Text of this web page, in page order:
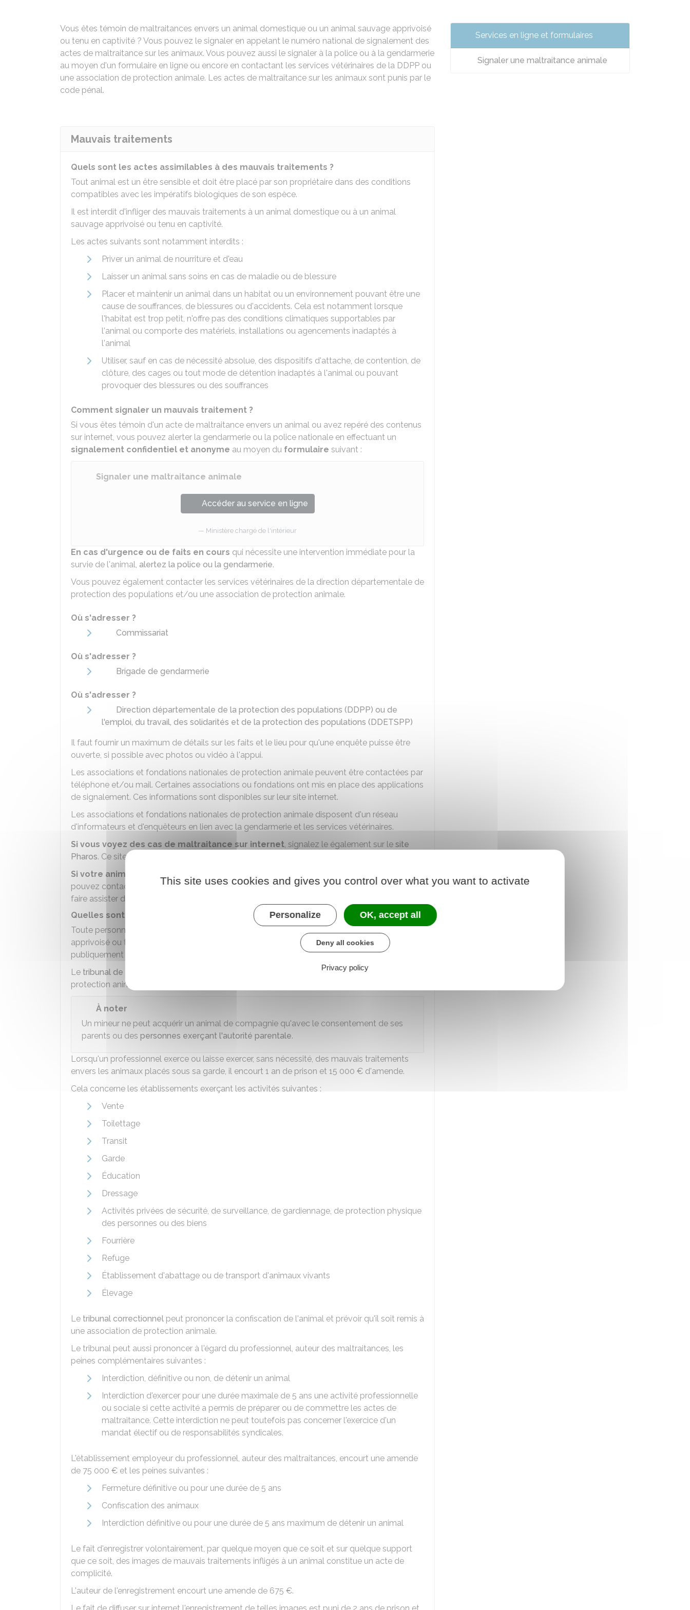
Vous êtes témoin de maltraitances envers un animal domestique ou un animal sauvage apprivoisé
ou tenu en captivité ? Vous pouvez le signaler en appelant le numéro national de signalement des
actes de maltraitance sur les animaux. Vous pouvez aussi le signaler à la police ou à la gendarmerie
au moyen d'un formulaire en ligne ou encore en contactant les services vétérinaires de la DDPP ou
une association de protection animale. Les actes de maltraitance sur les animaux sont punis par le
code pénal.
Mauvais traitements
Quels sont les actes assimilables à des mauvais traitements ?
Tout animal est un être sensible et doit être placé par son propriétaire dans des conditions
compatibles avec les impératifs biologiques de son espèce.
Il est interdit d'infliger des mauvais traitements à un animal domestique ou à un animal
sauvage apprivoisé ou tenu en captivité.
Les actes suivants sont notamment interdits :
Priver un animal de nourriture et d'eau
Laisser un animal sans soins en cas de maladie ou de blessure
Placer et maintenir un animal dans un habitat ou un environnement pouvant être une
cause de souffrances, de blessures ou d'accidents. Cela est notamment lorsque
l'habitat est trop petit, n'offre pas des conditions climatiques supportables par
l'animal ou comporte des matériels, installations ou agencements inadaptés à
l'animal
Utiliser, sauf en cas de nécessité absolue, des dispositifs d'attache, de contention, de
clôture, des cages ou tout mode de détention inadaptés à l'animal ou pouvant
provoquer des blessures ou des souffrances
Comment signaler un mauvais traitement ?
Si vous êtes témoin d'un acte de maltraitance envers un animal ou avez repéré des contenus
sur internet, vous pouvez alerter la gendarmerie ou la police nationale en effectuant un
signalement confidentiel et anonyme au moyen du formulaire suivant :
Signaler une maltraitance animale
Accéder au service en ligne
Ministère chargé de l'intérieur
En cas d'urgence ou de faits en cours qui nécessite une intervention immédiate pour la
survie de l'animal, alertez la police ou la gendarmerie.
Vous pouvez également contacter les services vétérinaires de la direction départementale de
protection des populations et/ou une association de protection animale.
Où s'adresser ?
Commissariat
Où s'adresser ?
Brigade de gendarmerie
Où s'adresser ?
Direction départementale de la protection des populations (DDPP) ou de
l'emploi, du travail, des solidarités et de la protection des populations (DDETSPP)
Il faut fournir un maximum de détails sur les faits et le lieu pour qu'une enquête puisse être
ouverte, si possible avec photos ou vidéo à l'appui.
Les associations et fondations nationales de protection animale peuvent être contactées par
téléphone et/ou mail. Certaines associations ou fondations ont mis en place des applications
de signalement. Ces informations sont disponibles sur leur site internet.
Les associations et fondations nationales de protection animale disposent d'un réseau
d'informateurs et d'enquêteurs en lien avec la gendarmerie et les services vétérinaires.
Si vous voyez des cas de maltraitance sur internet, signalez le également sur le site
Pharos. Ce site est géré par des policiers et gendarmes spécialisés.
Si votre animal a été victime de maltraitances
pouvez contacter une association de protection animale pour obtenir des conseils et vous
faire assister dans votre démarche.
Quelles sont les sanctions encourues ?
Toute personne qui élève, garde ou détient un animal domestique ou un animal sauvage
apprivoisé ou tenu en captivité et qui exerce sur lui volontairement, sans nécessité,
publiquement ou non, des mauvais traitements encourt une amende de750 €.
Le tribunal de police
peut décider de confier définitivement l'animal à une association de
protection animale.
À noter
Un mineur ne peut acquérir un animal de compagnie qu'avec le consentement de ses
parents ou des personnes exerçant l'autorité parentale.
Lorsqu'un professionnel exerce ou laisse exercer, sans nécessité, des mauvais traitements
envers les animaux placés sous sa garde, il encourt 1 an de prison et 15 000 € d'amende.
Cela concerne les établissements exerçant les activités suivantes :
Vente
Toilettage
Transit
Garde
Éducation
Dressage
Activités privées de sécurité, de surveillance, de gardiennage, de protection physique
des personnes ou des biens
Fourrière
Refuge
Établissement d'abattage ou de transport d'animaux vivants
Élevage
Le tribunal correctionnel peut prononcer la confiscation de l'animal et prévoir qu'il soit remis à
une association de protection animale.
Le tribunal peut aussi prononcer à l'égard du professionnel, auteur des maltraitances, les
peines complémentaires suivantes :
Interdiction, définitive ou non, de détenir un animal
Interdiction d'exercer pour une durée maximale de 5 ans une activité professionnelle
ou sociale si cette activité a permis de préparer ou de commettre les actes de
maltraitance. Cette interdiction ne peut toutefois pas concerner l'exercice d'un
mandat électif ou de responsabilités syndicales.
L'établissement employeur du professionnel, auteur des maltraitances, encourt une amende
de 75 000 € et les peines suivantes :
Fermeture définitive ou pour une durée de 5 ans
Confiscation des animaux
Interdiction définitive ou pour une durée de 5 ans maximum de détenir un animal
Le fait d'enregistrer volontairement, par quelque moyen que ce soit et sur quelque support
que ce soit, des images de mauvais traitements infligés à un animal constitue un acte de
complicité.
L'auteur de l'enregistrement encourt une amende de 675 €.
Services en ligne et formulaires
Signaler une maltraitance animale
This site uses cookies and gives you control over what you want to activate
Personalize OK, accept all
Deny all cookies
Privacy policy